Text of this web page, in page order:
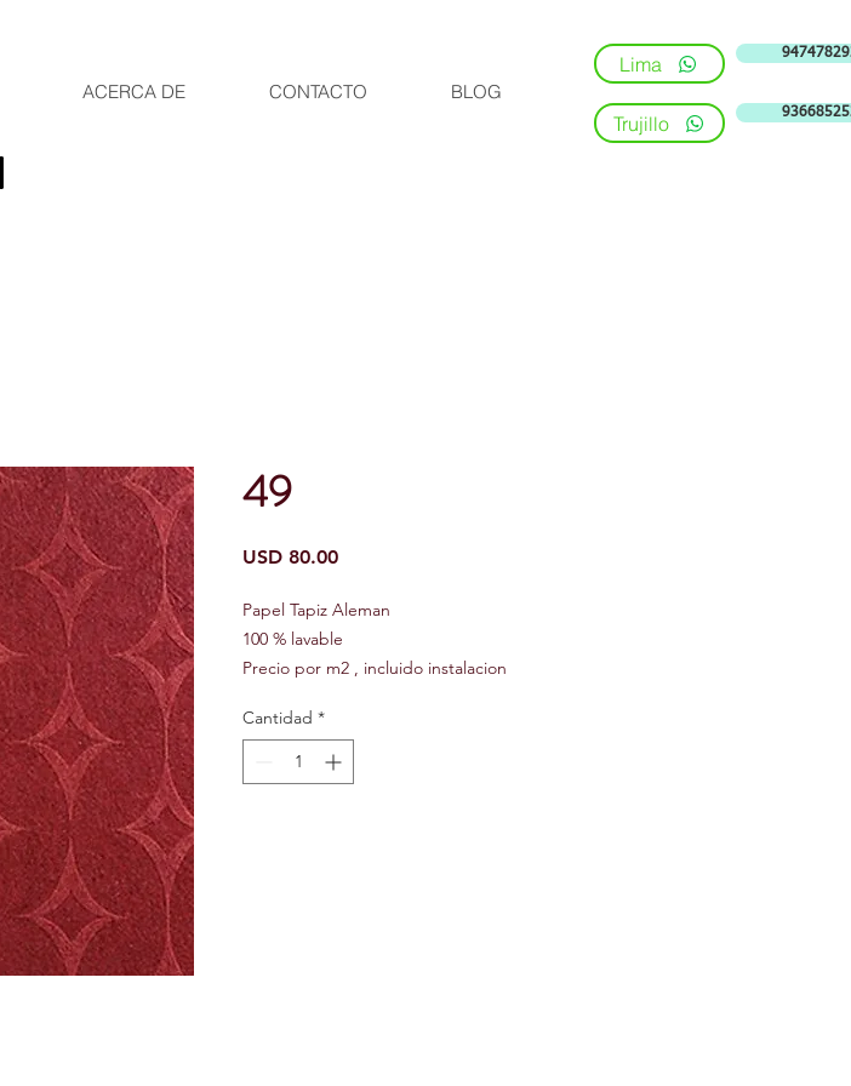
ACERCA DE CONTACTO BLOG
Lima
Trujillo
49
USD 80.00Precio
Papel Tapiz Aleman
100 % lavable
Precio por m2 , incluido instalacion
Cantidad *